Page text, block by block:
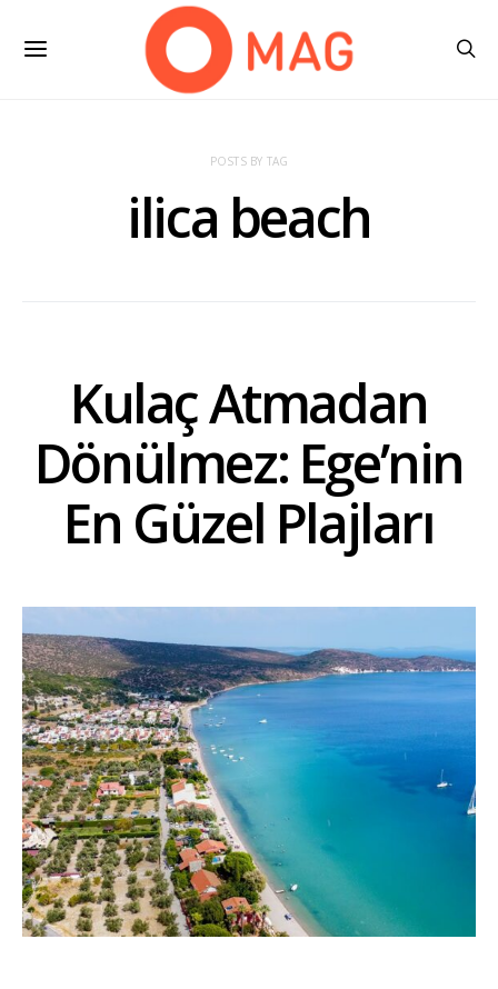
POSTS BY TAG
ilica beach
Kulaç Atmadan
Dönülmez: Ege’nin
En Güzel Plajları